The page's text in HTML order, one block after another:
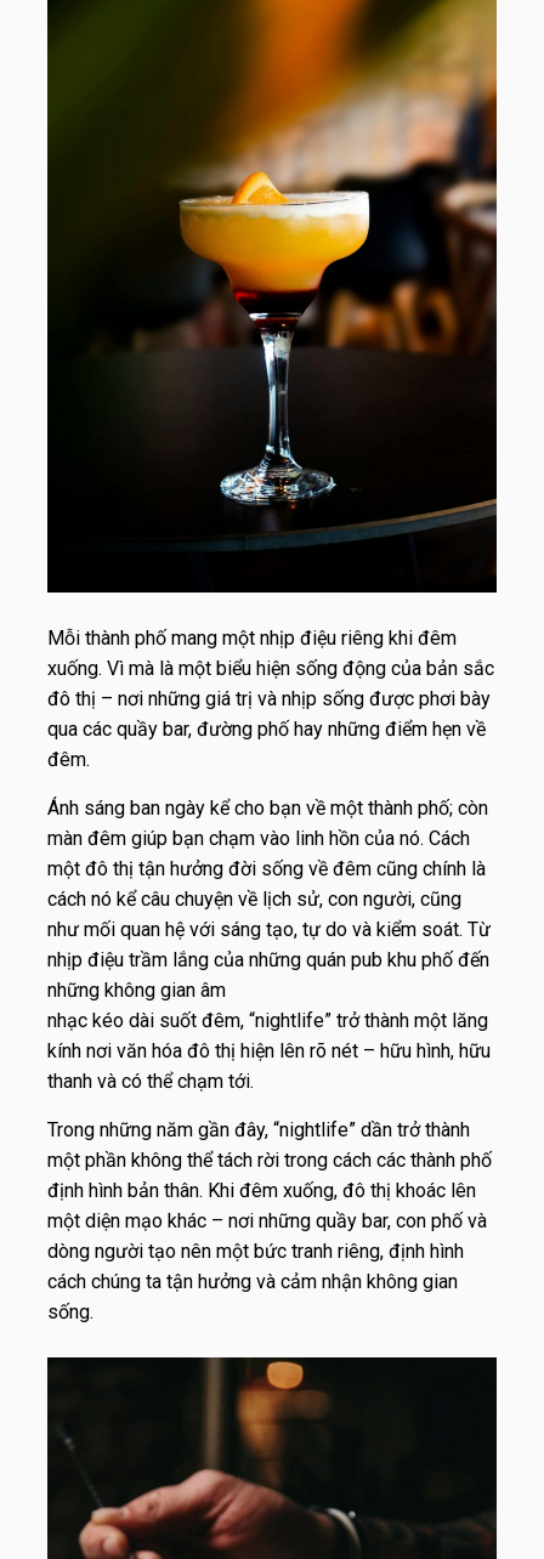
Mỗi thành phố mang một nhịp điệu riêng khi đêm
xuống. Vì mà là một biểu hiện sống động của bản sắc
đô thị – nơi những giá trị và nhịp sống được phơi bày
qua các quầy bar, đường phố hay những điểm hẹn về
đêm.
Ánh sáng ban ngày kể cho bạn về một thành phố; còn
màn đêm giúp bạn chạm vào linh hồn của nó. Cách
một đô thị tận hưởng đời sống về đêm cũng chính là
cách nó kể câu chuyện về lịch sử, con người, cũng
như mối quan hệ với sáng tạo, tự do và kiểm soát. Từ
nhịp điệu trầm lắng của những quán pub khu phố đến
những không gian âm
nhạc kéo dài suốt đêm, “nightlife” trở thành một lăng
kính nơi văn hóa đô thị hiện lên rõ nét – hữu hình, hữu
thanh và có thể chạm tới.
Trong những năm gần đây, “nightlife” dần trở thành
một phần không thể tách rời trong cách các thành phố
định hình bản thân. Khi đêm xuống, đô thị khoác lên
một diện mạo khác – nơi những quầy bar, con phố và
dòng người tạo nên một bức tranh riêng, định hình
cách chúng ta tận hưởng và cảm nhận không gian
sống.